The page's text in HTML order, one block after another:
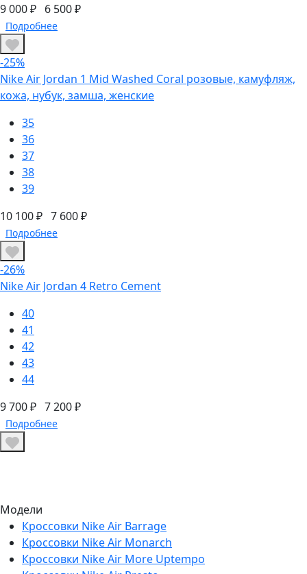
9 000 ₽ 6 500 ₽
Подробнее
-25%
Nike Air Jordan 1 Mid Washed Coral розовые, камуфляж,
кожа, нубук, замша, женские
35
36
37
38
39
10 100 ₽ 7 600 ₽
Подробнее
-26%
Nike Air Jordan 4 Retro Cement
40
41
42
43
44
9 700 ₽ 7 200 ₽
Подробнее
Модели
Кроссовки Nike Air Barrage
Кроссовки Nike Air Monarch
Кроссовки Nike Air More Uptempo